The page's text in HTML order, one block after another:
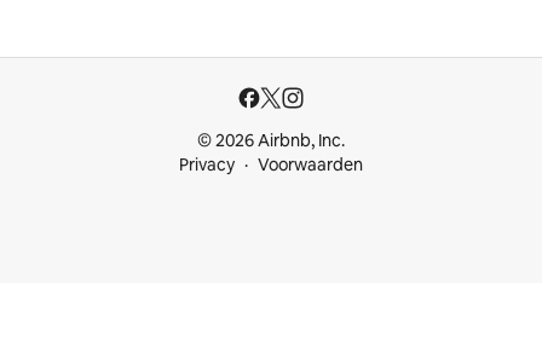
© 2026 Airbnb, Inc.
Privacy
Voorwaarden